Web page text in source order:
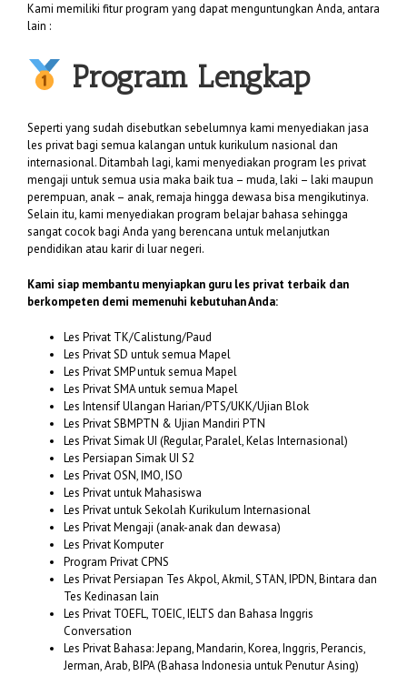
Kami memiliki fitur program yang dapat menguntungkan Anda, antara
lain :
Program Lengkap
Seperti yang sudah disebutkan sebelumnya kami menyediakan jasa
les privat bagi semua kalangan untuk kurikulum nasional dan
internasional. Ditambah lagi, kami menyediakan program les privat
mengaji untuk semua usia maka baik tua – muda, laki – laki maupun
perempuan, anak – anak, remaja hingga dewasa bisa mengikutinya.
Selain itu, kami menyediakan program belajar bahasa sehingga
sangat cocok bagi Anda yang berencana untuk melanjutkan
pendidikan atau karir di luar negeri.
Kami siap membantu menyiapkan guru les privat terbaik dan
berkompeten demi memenuhi kebutuhan Anda:
Les Privat TK/Calistung/Paud
Les Privat SD untuk semua Mapel
Les Privat SMP untuk semua Mapel
Les Privat SMA untuk semua Mapel
Les Intensif Ulangan Harian/PTS/UKK/Ujian Blok
Les Privat SBMPTN & Ujian Mandiri PTN
Les Privat Simak UI (Regular, Paralel, Kelas Internasional)
Les Persiapan Simak UI S2
Les Privat OSN, IMO, ISO
Les Privat untuk Mahasiswa
Les Privat untuk Sekolah Kurikulum Internasional
Les Privat Mengaji (anak-anak dan dewasa)
Les Privat Komputer
Program Privat CPNS
Les Privat Persiapan Tes Akpol, Akmil, STAN, IPDN, Bintara dan
Tes Kedinasan lain
Les Privat TOEFL, TOEIC, IELTS dan Bahasa Inggris
Conversation
Les Privat Bahasa: Jepang, Mandarin, Korea, Inggris, Perancis,
Jerman, Arab, BIPA (Bahasa Indonesia untuk Penutur Asing)